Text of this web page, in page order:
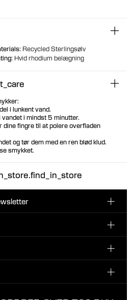
: Recycled Sterlingsølv
: Hvid rhodium belægning
i lunkent vand.
i mindst 5 minutter.
dine fingre til at polere overfladen
og tør dem med en ren blød klud.
smykket.
og vær den første til at blive